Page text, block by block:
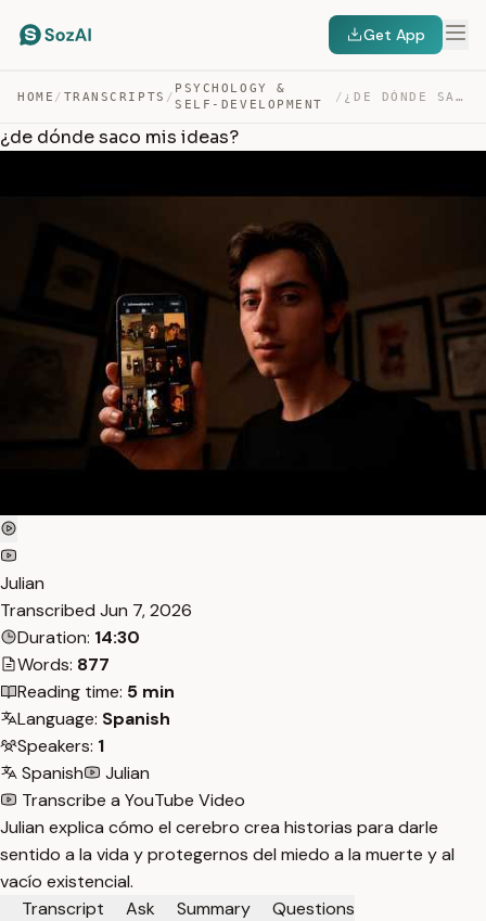
Get App
HOME / TRANSCRIPTS /
PSYCHOLOGY &
SELF-DEVELOPMENT
/ ¿DE DÓNDE SACO MIS IDEAS? — TRANSCRIPT
¿de dónde saco mis ideas?
Julian
Transcribed Jun 7, 2026
Duration: 14:30
Words: 877
Reading time: 5 min
Language: Spanish
Speakers: 1
Spanish
Julian
Transcribe a YouTube Video
Julian explica cómo el cerebro crea historias para darle
sentido a la vida y protegernos del miedo a la muerte y al
vacío existencial.
Transcript
Ask Summary
Questions